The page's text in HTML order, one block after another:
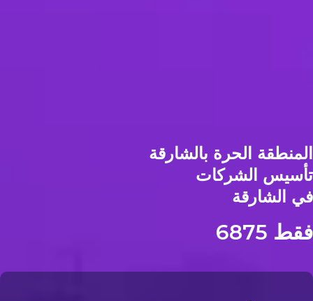
المنطقة الحرة بالشارقة
تأسيس الشركات
في الشارقة
فقط 6875